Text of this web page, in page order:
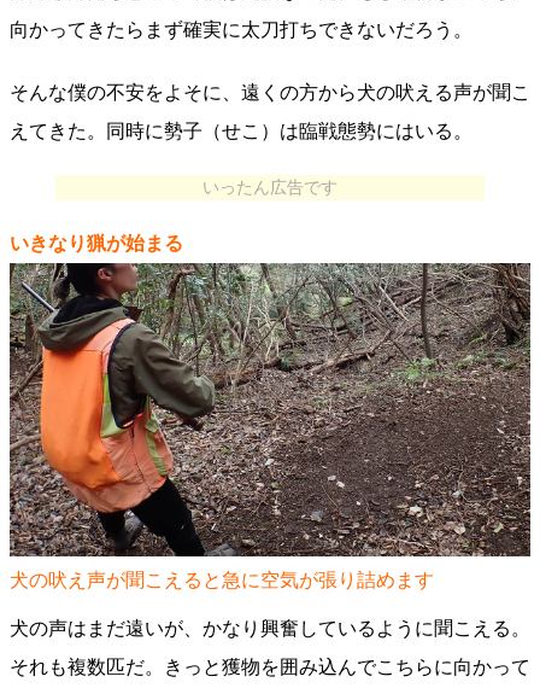
向かってきたらまず確実に太刀打ちできないだろう。
そんな僕の不安をよそに、遠くの方から犬の吠える声が聞こ
えてきた。同時に勢子（せこ）は臨戦態勢にはいる。
いったん広告です
いきなり猟が始まる
犬の吠え声が聞こえると急に空気が張り詰めます
犬の声はまだ遠いが、かなり興奮しているように聞こえる。
それも複数匹だ。きっと獲物を囲み込んでこちらに向かって